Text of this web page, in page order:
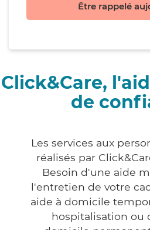
Être rappelé
Click&Care,
de
Les services aux
réalisés par
Besoin d'une aide
l'entretien de votre
aide à domicile
hospitalisation ou